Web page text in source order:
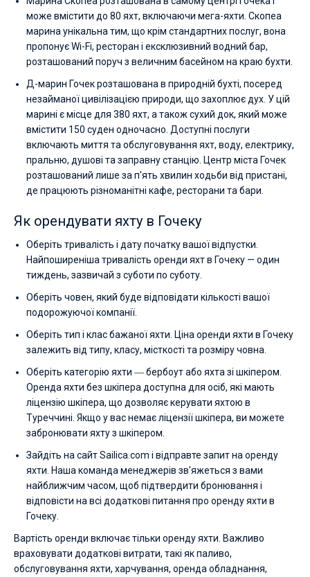
може вмістити до 80 яхт, включаючи мега-яхти. Скопеа
марина унікальна тим, що крім стандартних послуг, вона
пропонує Wi-Fi, ресторан і ексклюзивний водний бар,
розташований поруч з величним басейном на краю бухти.
Д-марин Гочек розташована в природній бухті, посеред
незайманої цивілізацією природи, що захоплює дух. У цій
марині є місце для 380 яхт, а також сухий док, який може
вмістити 150 суден одночасно. Доступні послуги
включають миття та обслуговування яхт, воду, електрику,
пральню, душові та заправну станцію. Центр міста Гочек
розташований лише за п'ять хвилин ходьби від пристані,
де працюють різноманітні кафе, ресторани та бари.
Як орендувати яхту в Гочеку
Оберіть тривалість і дату початку вашої відпустки.
Найпоширеніша тривалість оренди яхт в Гочеку — один
тиждень, зазвичай з суботи по суботу.
Оберіть човен, який буде відповідати кількості вашої
подорожуючої компанії.
Оберіть тип і клас бажаної яхти. Ціна оренди яхти в Гочеку
залежить від типу, класу, місткості та розміру човна.
Оберіть категорію яхти —бербоут або яхта зі шкіпером.
Оренда яхти без шкіпера доступна для осіб, які мають
ліцензію шкіпера, що дозволяє керувати яхтою в
Туреччині. Якщо у вас немає ліцензії шкіпера, ви можете
забронювати яхту з шкіпером.
Зайдіть на сайт Sailica.com і відправте запит на оренду
яхти. Наша команда менеджерів зв'яжеться з вами
найближчим часом, щоб підтвердити бронювання і
відповісти на всі додаткові питання про оренду яхти в
Гочеку.
Вартість оренди включає тільки оренду яхти. Важливо
враховувати додаткові витрати, такі як паливо,
обслуговування яхти, харчування, оренда обладнання,